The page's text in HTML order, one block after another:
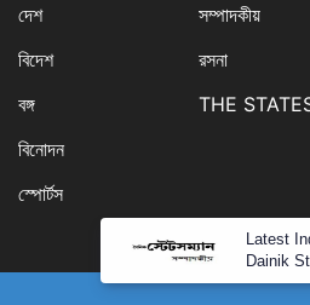
দেশ
বিদেশ
বঙ্গ
বিনোদন
স্পোর্টস
সম্পাদকীয়
রসনা
THE
Latest
Dainik